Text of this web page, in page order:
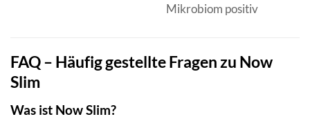
Mikrobiom positiv
FAQ – Häufig gestellte Fragen zu Now
Slim
Was ist Now Slim?